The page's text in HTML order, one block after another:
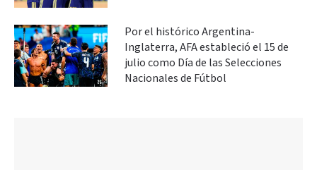
Por el histórico Argentina-
Inglaterra, AFA estableció el 15 de
julio como Día de las Selecciones
Nacionales de Fútbol